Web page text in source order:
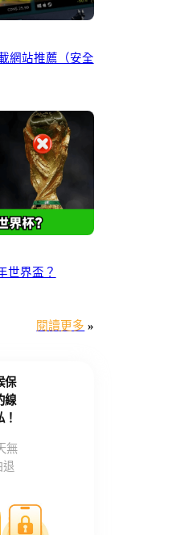
網站推薦（安全
世界盃？
閱讀更多 »
保
線
！
無
退